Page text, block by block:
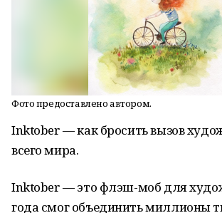
Фото предоставлено автором.
Inktober — как бросить вызов
всего мира.
Inktober — это флэш-моб для
года смог объединить миллионы